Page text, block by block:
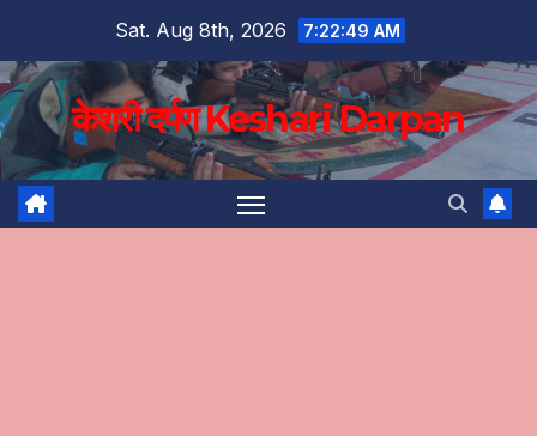
content
Sat. Aug 8th, 2026 7:22:50 AM
केशरी दर्पण Keshari Darpan